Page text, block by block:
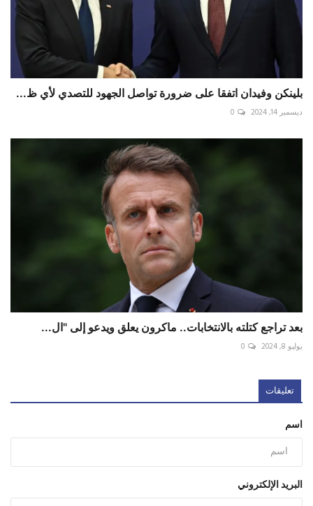
بلينكن وفيدان اتفقا على ضرورة تواصل الجهود للتصدي لأي ظ...
ديسمبر 14, 2024 0
بعد تراجع كتلته بالانتخابات.. ماكرون يعلق ويدعو إلى "ال...
يوليو 8, 2024 0
تعليقات
اسم
البريد الإلكتروني